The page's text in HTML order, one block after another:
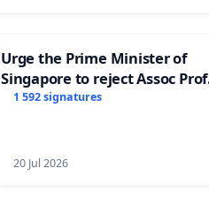
Urge the Prime Minister of
Singapore to reject Assoc Prof
Faishal Ibrahim’s resignation
1 592 signatures
20 Jul 2026